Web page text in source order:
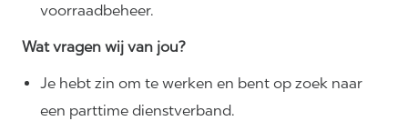
voorraadbeheer.
Wat vragen wij van jou?
Je hebt zin om te werken en bent op zoek naar
een parttime dienstverband.